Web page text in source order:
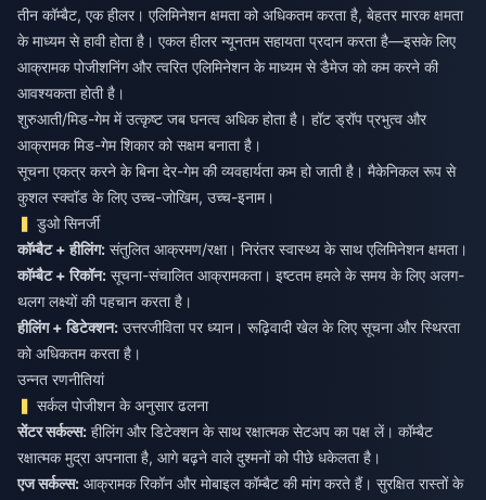
तीन कॉम्बैट, एक हीलर। एलिमिनेशन क्षमता को अधिकतम करता है, बेहतर मारक क्षमता
के माध्यम से हावी होता है। एकल हीलर न्यूनतम सहायता प्रदान करता है—इसके लिए
आक्रामक पोजीशनिंग और त्वरित एलिमिनेशन के माध्यम से डैमेज को कम करने की
आवश्यकता होती है।
शुरुआती/मिड-गेम में उत्कृष्ट जब घनत्व अधिक होता है। हॉट ड्रॉप प्रभुत्व और
आक्रामक मिड-गेम शिकार को सक्षम बनाता है।
सूचना एकत्र करने के बिना देर-गेम की व्यवहार्यता कम हो जाती है। मैकेनिकल रूप से
कुशल स्क्वॉड के लिए उच्च-जोखिम, उच्च-इनाम।
डुओ सिनर्जी
कॉम्बैट + हीलिंग:
कॉम्बैट + रिकॉन: सूचना-संचालित आक्रामकता। इष्टतम हमले के समय के लिए अलग-
हीलिंग + डिटेक्शन: उत्तरजीविता पर ध्यान। रूढ़िवादी खेल के लिए सूचना और स्थिरता
को अधिकतम करता है।
उन्नत रणनीतियां
सर्कल पोजीशन के अनुसार ढलना
सेंटर सर्कल्स: हीलिंग और डिटेक्शन के साथ रक्षात्मक सेटअप का पक्ष लें। कॉम्बैट
एज सर्कल्स: आक्रामक रिकॉन और मोबाइल कॉम्बैट की मांग करते हैं। सुरक्षित रास्तों के